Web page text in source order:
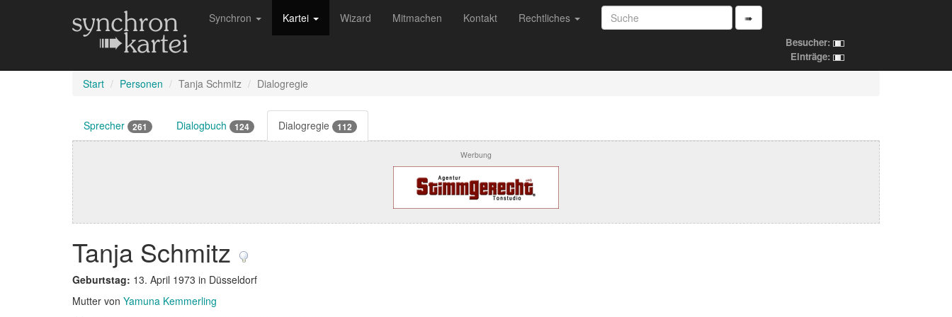
Synchron Kartei Wizard Mitmachen Kontakt Rechtliches ➠
Besucher:
Einträge:
Start Personen Tanja Schmitz Dialogregie
Sprecher 261 Dialogbuch 124 Dialogregie 112
Werbung
Tanja Schmitz
Geburtstag: 13. April 1973 in Düsseldorf
Mutter von Yamuna Kemmerling